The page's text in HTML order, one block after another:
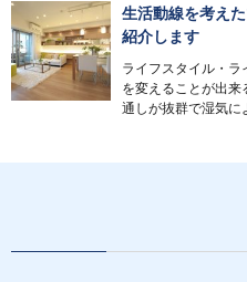
生活動線を考え
紹介します
ライフスタイル・
を変えることが出
通しが抜群で湿気